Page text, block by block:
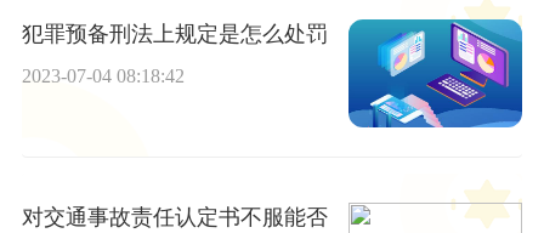
犯罪预备刑法上规定是怎么处罚
2023-07-04 08:18:42
对交通事故责任认定书不服能否